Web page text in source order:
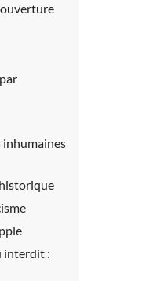
inhumaines
interdit :